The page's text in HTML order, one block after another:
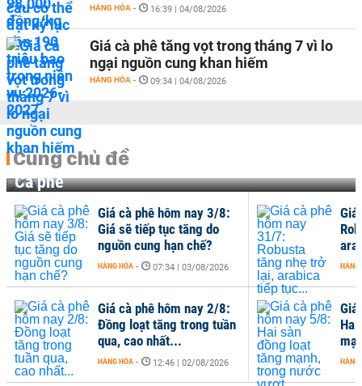
HÀNG HÓA - 16:39 | 04/08/2026
Giá cà phê tăng vọt trong tháng 7 vì lo
ngại nguồn cung khan hiếm
HÀNG HÓA - 09:34 | 04/08/2026
Cùng chủ đề
Cà phê
HÀNG
Giá cà phê hôm nay 3/8:
Giá sẽ tiếp tục tăng do
nguồn cung hạn chế?
HÀNG HÓA - 07:34 | 03/08/2026
Giá cà phê hôm nay 2/8:
Đồng loạt tăng trong tuần
qua, cao nhất...
HÀNG HÓA - 12:46 | 02/08/2026
HÀNG